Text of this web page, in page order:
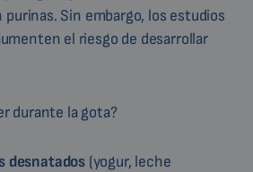
Sin embargo, los estudios
el riesgo de desarrollar
durante la gota?
desnatados(yogur, leche